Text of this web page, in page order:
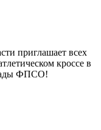
приглашает всех
кроссе в
ФПСО!